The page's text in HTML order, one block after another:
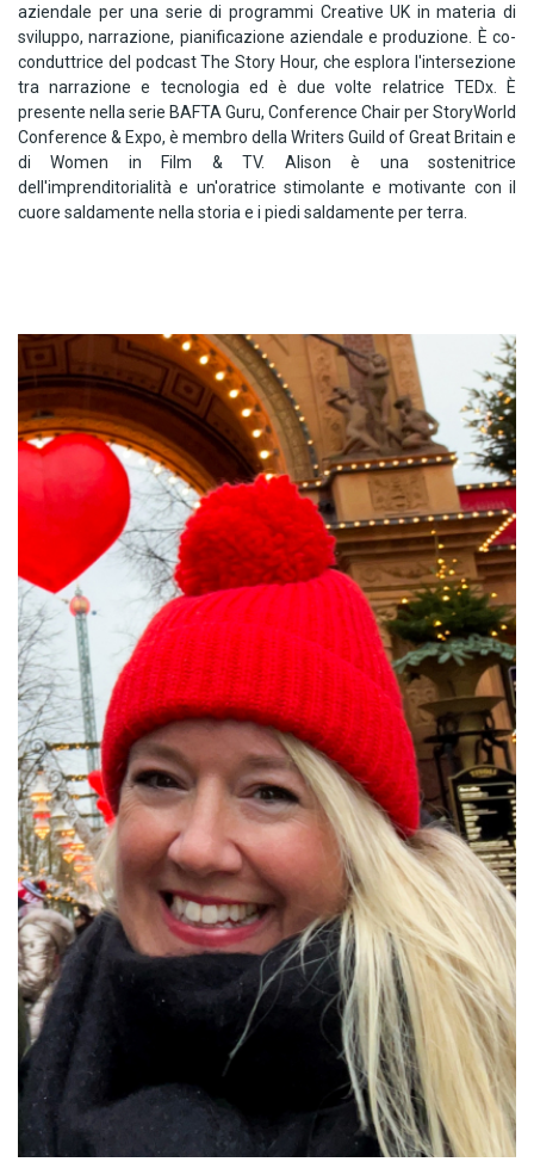
aziendale per una serie di programmi Creative UK in materia di
sviluppo, narrazione, pianificazione aziendale e produzione. È co-
conduttrice del podcast The Story Hour, che esplora l'intersezione
tra narrazione e tecnologia ed è due volte relatrice TEDx. È
presente nella serie BAFTA Guru, Conference Chair per StoryWorld
Conference & Expo, è membro della Writers Guild of Great Britain e
di Women in Film & TV. Alison è una sostenitrice
dell'imprenditorialità e un'oratrice stimolante e motivante con il
cuore saldamente nella storia e i piedi saldamente per terra.